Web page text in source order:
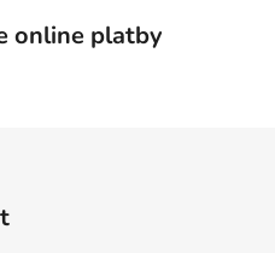
online platby